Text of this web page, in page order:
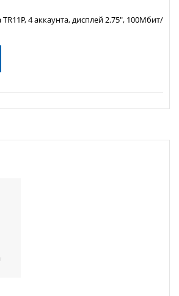
4 аккаунта, дисплей 2.75", 100Мбит/